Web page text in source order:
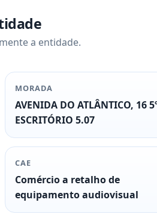
a entidade.
MORADA
AVENIDA DO ATLÂNTICO, 16
ESCRITÓRIO 5.07
CAE
Comércio a retalho de
equipamento audiovisual